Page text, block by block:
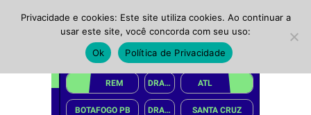
Privacidade e cookies: Este site utiliza cookies. Ao continuar a
usar este site, você concorda com seu uso:
Ok
Política de Privacidade